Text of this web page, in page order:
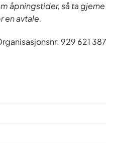
åpningstider, så ta gjerne
en avtale.
929 621 387